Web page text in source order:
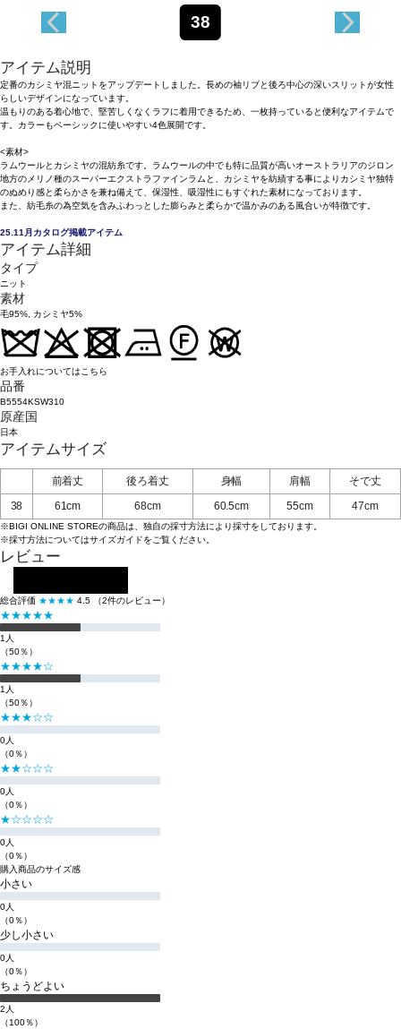
38
アイテム説明
定番のカシミヤ混ニットをアップデートしました。長めの袖リブと後ろ中心の深いスリットが女性
らしいデザインになっています。
温もりのある着心地で、堅苦しくなくラフに着用できるため、一枚持っていると便利なアイテムで
す。カラーもベーシックに使いやすい4色展開です。
<素材>
ラムウールとカシミヤの混紡糸です。ラムウールの中でも特に品質が高いオーストラリアのジロン
地方のメリノ種のスーパーエクストラファインラムと、カシミヤを紡績する事によりカシミヤ独特
のぬめり感と柔らかさを兼ね備えて、保湿性、吸湿性にもすぐれた素材になっております。
また、紡毛糸の為空気を含みふわっとした膨らみと柔らかで温かみのある風合いが特徴です。
25.11月カタログ掲載アイテム
アイテム詳細
タイプ
ニット
素材
毛95%, カシミヤ5%
お手入れについてはこちら
品番
B5554KSW310
原産国
日本
アイテムサイズ
前着丈 後ろ着丈 身幅 肩幅
そで丈
38
61cm 68cm 60.5cm 55cm 47cm
※BIGI ONLINE STOREの商品は、独自の採寸方法により採寸をしております。
※採寸方法についてはサイズガイドをご覧ください。
レビュー
総合評価 ★★★★ 4.5 （2件のレビュー）
★★★★★
1人
（50％）
★★★★☆
1人
（50％）
★★★☆☆
0人
（0％）
★★☆☆☆
0人
（0％）
★☆☆☆☆
0人
（0％）
購入商品のサイズ感
小さい
0人
（0％）
少し小さい
0人
（0％）
ちょうどよい
2人
（100％）